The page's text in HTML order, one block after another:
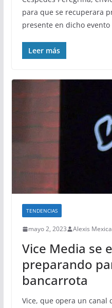
para que se recuperara
presente en dicho evento
Leer más
TENDENCIAS
mayo 2, 2023 Alexis
Vice Media se
preparando
bancarrota
Vice, que opera un canal